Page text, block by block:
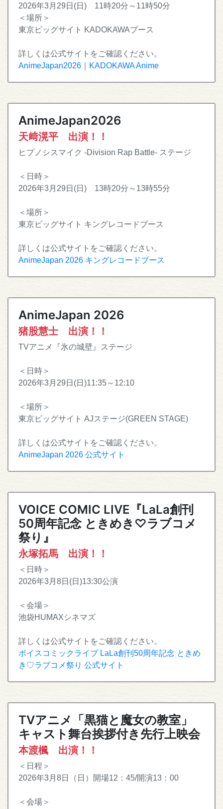
2026年3月29日(日) 11時20分～11時50分
＜場所＞
東京ビッグサイト KADOKAWAブース
詳しくは公式サイトをご確認ください。
AnimeJapan2026｜KADOKAWA Anime
AnimeJapan2026
天﨑滉平 出演！！
ヒプノシスマイク -Division Rap Battle- ステージ
＜日時＞
2026年3月29日(日) 13時20分～13時55分
＜場所＞
東京ビッグサイト キングレコードブース
詳しくは公式サイトをご確認ください。
AnimeJapan 2026 キングレコードブース
AnimeJapan 2026
猪股慧士 出演！！
TVアニメ『氷の城壁』ステージ
＜日時＞
2026年3月29日(日)11:35～12:10
＜場所＞
東京ビッグサイト AJステージ(GREEN STAGE)
詳しくは公式サイトをご確認ください。
AnimeJapan 2026 公式サイト
VOICE COMIC LIVE『LaLa創刊
50周年記念 ときめき♡ラブコメ
祭り』
永塚拓馬 出演！！
＜日時＞
2026年3月8日(日)13:30公演
＜会場＞
池袋HUMAXシネマズ
詳しくは公式サイトをご確認ください。
ボイスコミックライブ LaLa創刊50周年記念 ときめ
き♡ラブコメ祭り 公式サイト
TVアニメ「黒猫と魔女の教室」
キャスト舞台挨拶付き先行上映会
本渡楓 出演！！
＜日程＞
2026年3月8日（日）開場12：45/開演13：00
＜会場＞